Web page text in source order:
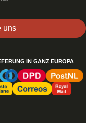
uns
IN GANZ EUROPA